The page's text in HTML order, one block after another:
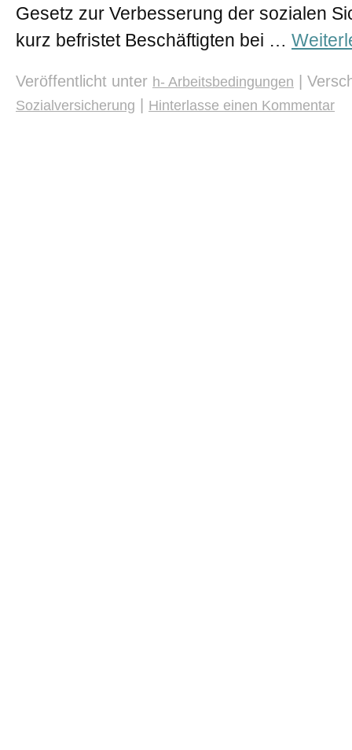
Gesetz zur Verbesserung der sozialen
kurz befristet Beschäftigten bei …
Veröffentlicht unter h- Arbeitsbedingungen
Sozialversicherung Hinterlasse einen Kommentar